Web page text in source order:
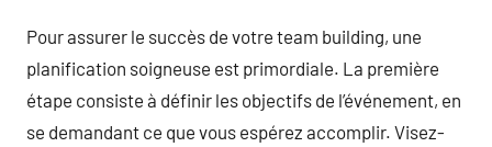
Pour assurer le succès de votre team building, une
planification soigneuse est primordiale. La première
étape consiste à définir les objectifs de l’événement, en
se demandant ce que vous espérez accomplir. Visez-